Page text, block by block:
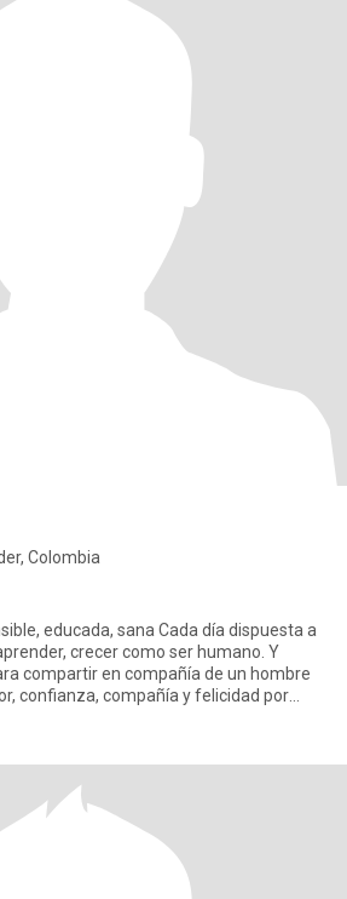
Colombia
educada, sana Cada día dispuesta a
crecer como ser humano. Y
compartir en compañía de un hombre
confianza, compañía y felicidad por